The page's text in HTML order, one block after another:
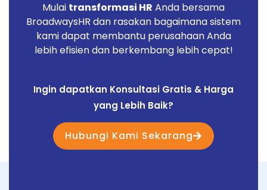
Mulai transformasi HR Anda bersama
BroadwaysHR dan rasakan bagaimana sistem
kami dapat membantu perusahaan Anda
lebih efisien dan berkembang lebih cepat!
Ingin dapatkan Konsultasi Gratis & Harga
yang Lebih Baik?
Hubungi Kami Sekarang